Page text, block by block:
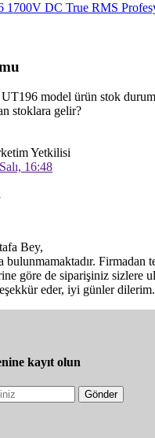
1700V DC True RMS
model ürün stok
stoklara gelir?
Yetkilisi
16:48
Bey,
bulunmamaktadır. Firmadan
göre de siparişiniz sizlere
eder, iyi günler dilerim.
kayıt olun
Gönder